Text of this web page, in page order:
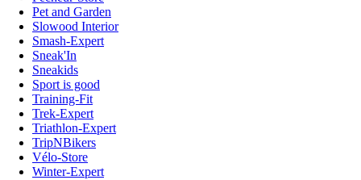
Pet and Garden
Slowood Interior
Smash-Expert
Sneak'In
Sneakids
Sport is good
Training-Fit
Trek-Expert
Triathlon-Expert
TripNBikers
Vélo-Store
Winter-Expert